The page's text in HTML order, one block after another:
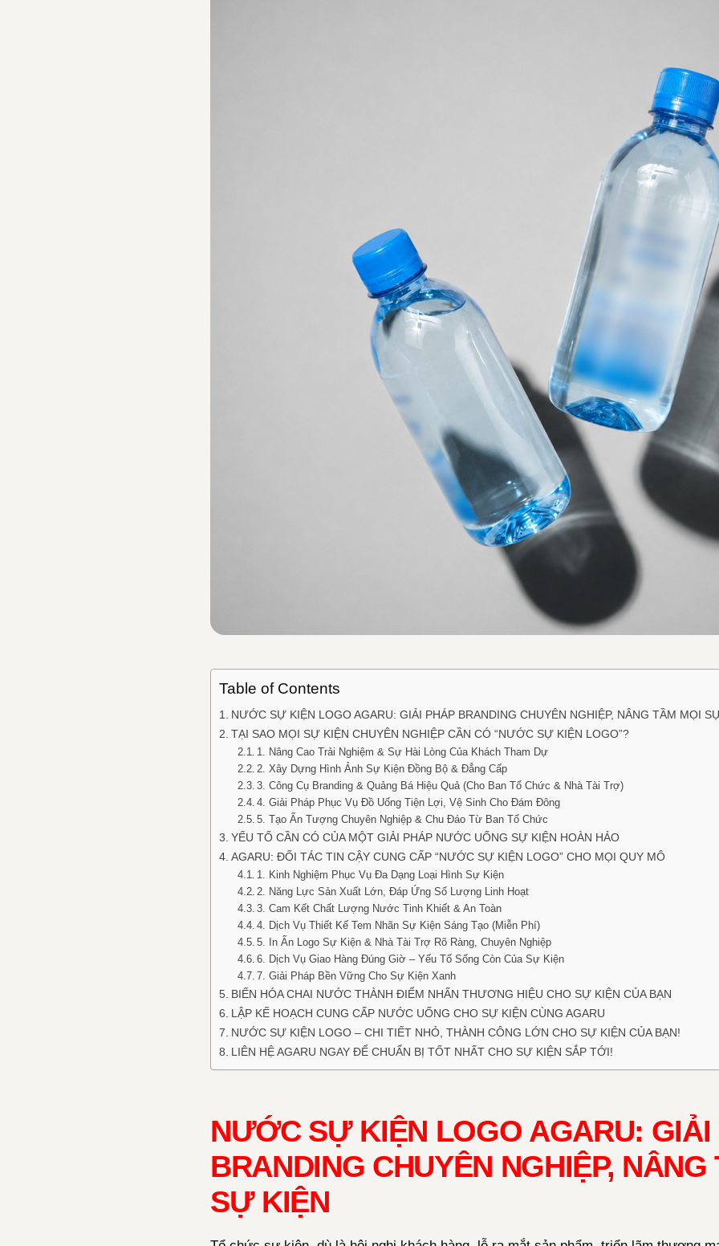
Table of Contents
NƯỚC SỰ KIỆN LOGO AGARU: GIẢI PHÁP BRANDING CHUYÊN NGHIỆP, NÂNG TẦM MỌI
TẠI SAO MỌI SỰ KIỆN CHUYÊN NGHIỆP CẦN CÓ “NƯỚC SỰ KIỆN LOGO”?
1. Nâng Cao Trải Nghiệm & Sự Hài Lòng Của Khách Tham Dự
2. Xây Dựng Hình Ảnh Sự Kiện Đồng Bộ & Đẳng Cấp
3. Công Cụ Branding & Quảng Bá Hiệu Quả (Cho Ban Tổ Chức & Nhà Tài Trợ)
4. Giải Pháp Phục Vụ Đồ Uống Tiện Lợi, Vệ Sinh Cho Đám Đông
5. Tạo Ấn Tượng Chuyên Nghiệp & Chu Đáo Từ Ban Tổ Chức
YẾU TỐ CẦN CÓ CỦA MỘT GIẢI PHÁP NƯỚC UỐNG SỰ KIỆN HOÀN HẢO
AGARU: ĐỐI TÁC TIN CẬY CUNG CẤP “NƯỚC SỰ KIỆN LOGO” CHO MỌI QUY MÔ
1. Kinh Nghiệm Phục Vụ Đa Dạng Loại Hình Sự Kiện
2. Năng Lực Sản Xuất Lớn, Đáp Ứng Số Lượng Linh Hoạt
3. Cam Kết Chất Lượng Nước Tinh Khiết & An Toàn
4. Dịch Vụ Thiết Kế Tem Nhãn Sự Kiện Sáng Tạo (Miễn Phí)
5. In Ấn Logo Sự Kiện & Nhà Tài Trợ Rõ Ràng, Chuyên Nghiệp
6. Dịch Vụ Giao Hàng Đúng Giờ – Yếu Tố Sống Còn Của Sự Kiện
7. Giải Pháp Bền Vững Cho Sự Kiện Xanh
BIẾN HÓA CHAI NƯỚC THÀNH ĐIỂM NHẤN THƯƠNG HIỆU CHO SỰ KIỆN CỦA BẠN
LẬP KẾ HOẠCH CUNG CẤP NƯỚC UỐNG CHO SỰ KIỆN CÙNG AGARU
NƯỚC SỰ KIỆN LOGO – CHI TIẾT NHỎ, THÀNH CÔNG LỚN CHO SỰ KIỆN CỦA BẠN!
LIÊN HỆ AGARU NGAY ĐỂ CHUẨN BỊ TỐT NHẤT CHO SỰ KIỆN SẮP TỚI!
NƯỚC SỰ KIỆN LOGO AGARU: GIẢI
BRANDING CHUYÊN NGHIỆP, NÂNG
SỰ KIỆN